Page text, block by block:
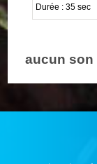
Durée : 35 sec
aucun son